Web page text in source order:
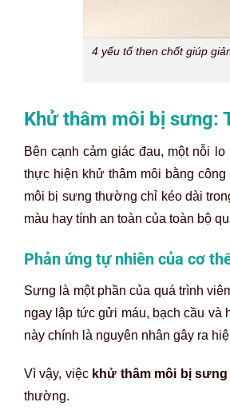
4 yếu tố then chốt giúp
Khử thâm môi bị sưng:
Bên cạnh cảm giác đau, một nỗi
thực hiện khử thâm môi bằng
môi bị sưng thường chỉ kéo dài
màu hay tính an toàn của toàn bộ
Phản ứng tự nhiên của cơ
Sưng là một phần của quá trình
ngay lập tức gửi máu, bạch cầu và
này chính là nguyên nhân gây ra
Vì vậy, việc khử thâm môi bị sưng
thường.